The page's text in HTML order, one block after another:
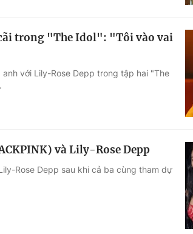
trong "The Idol": "Tôi vào vai
với Lily-Rose Depp trong tập hai "The
và Lily-Rose Depp
Rose Depp sau khi cả ba cùng tham dự